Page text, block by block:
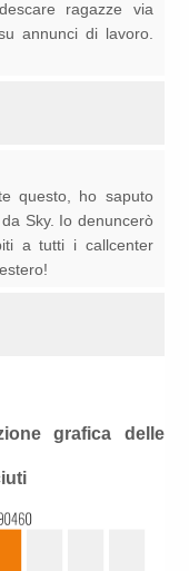
ragazze via
annunci di lavoro.
questo, ho saputo
Sky. Io denuncerò
a tutti i callcenter
grafica delle